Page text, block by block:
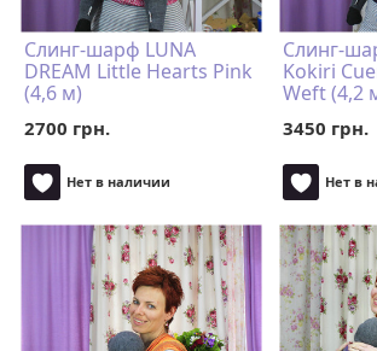
Слинг-шарф LUNA
DREAM Little Hearts Pink
(4,6 м)
2700 грн.
Нет в наличии
Слинг-
Kokiri
Weft (4,2
3450 грн.
Нет в